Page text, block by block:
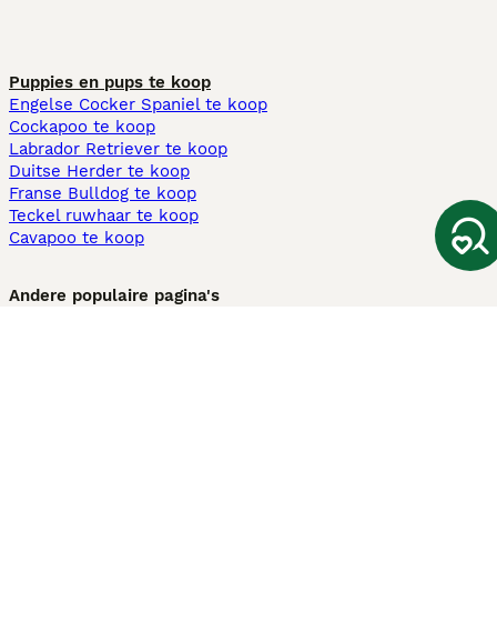
Puppies en pups te koop
Engelse Cocker Spaniel te koop
Cockapoo te koop
Labrador Retriever te koop
Duitse Herder te koop
Franse Bulldog te koop
Teckel ruwhaar te koop
Cavapoo te koop
Andere populaire pagina's